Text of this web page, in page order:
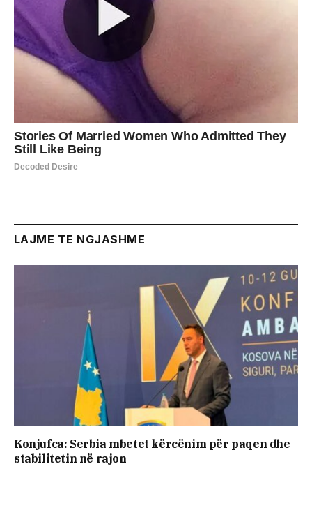
LAJME TE NGJASHME
Konjufca: Serbia mbetet kërcënim për paqen dhe
stabilitetin në rajon